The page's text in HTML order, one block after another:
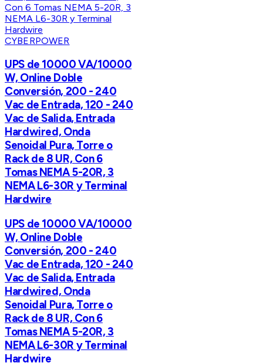
CYBERPOWER
UPS de 10000 VA/10000
W, Online Doble
Conversión, 200 - 240
Vac de Entrada, 120 - 240
Vac de Salida, Entrada
Hardwired, Onda
Senoidal Pura, Torre o
Rack de 8 UR, Con 6
Tomas NEMA 5-20R, 3
NEMA L6-30R y Terminal
Hardwire
UPS de 10000 VA/10000
W, Online Doble
Conversión, 200 - 240
Vac de Entrada, 120 - 240
Vac de Salida, Entrada
Hardwired, Onda
Senoidal Pura, Torre o
Rack de 8 UR, Con 6
Tomas NEMA 5-20R, 3
NEMA L6-30R y Terminal
Hardwire